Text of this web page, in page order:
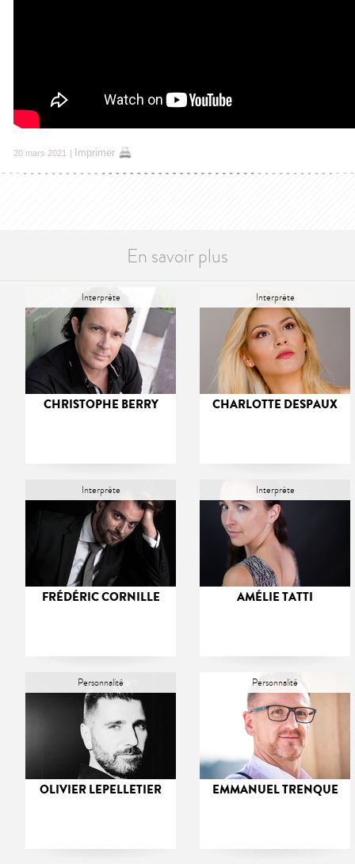
20 mars 2021 | Imprimer
En savoir plus
Interprète
CHRISTOPHE BERRY
Interprète
CHARLOTTE DESPAUX
Interprète
FRÉDÉRIC CORNILLE
Interprète
AMÉLIE TATTI
Personnalité
OLIVIER LEPELLETIER
Personnalité
EMMANUEL TRENQUE